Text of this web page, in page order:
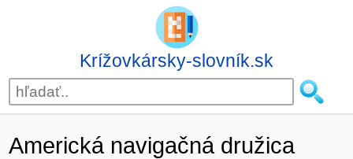
Krížovkársky-slovník.sk
Americká navigačná družica